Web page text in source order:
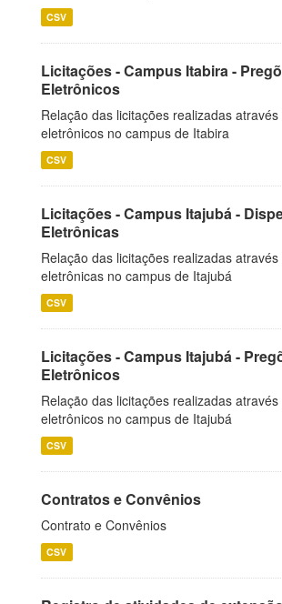
CSV
Licitações - Campus Itabira -
Eletrônicos
Relação das licitações realizadas
eletrônicos no campus de Itabira
CSV
Licitações - Campus Itajubá -
Eletrônicas
Relação das licitações realizadas
eletrônicas no campus de Itajubá
CSV
Licitações - Campus Itajubá -
Eletrônicos
Relação das licitações realizadas
eletrônicos no campus de Itajubá
CSV
Contratos e Convênios
Contrato e Convênios
CSV